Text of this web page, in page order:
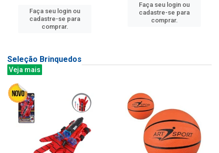
Faça seu login ou
cadastre-se para
comprar.
Faça seu login ou
cadastre-se para
comprar.
Seleção Brinquedos
Veja mais